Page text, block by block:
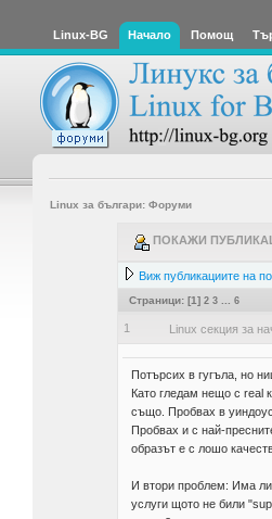
Linux-BG Начало Помощ
Linux за българи: Форуми
ПОКАЖИ
Виж публикациите на
Страници: [1] 2 3 6
1 Linux секция за
Потърсих в гугъла, но
Като гледам нещо с real
също. Пробвах в
Пробвах и с най-
образът е с лошо
И втори проблем: Има ли
услуги щото не били